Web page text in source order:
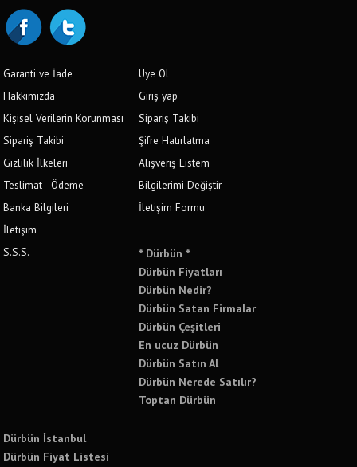
Garanti ve İade
Hakkımızda
Kişisel Verilerin Korunması
Sipariş Takibi
Gizlilik İlkeleri
Teslimat - Ödeme
Banka Bilgileri
İletişim
S.S.S.
Üye Ol
Giriş yap
Sipariş Takibi
Şifre Hatırlatma
Alışveriş Listem
Bilgilerimi Değiştir
İletişim Formu
* Dürbün *
Dürbün Fiyatları
Dürbün Nedir?
Dürbün Satan Firmalar
Dürbün Çeşitleri
En ucuz Dürbün
Dürbün Satın Al
Dürbün Nerede Satılır?
Toptan Dürbün
Dürbün İstanbul
Dürbün Fiyat Listesi